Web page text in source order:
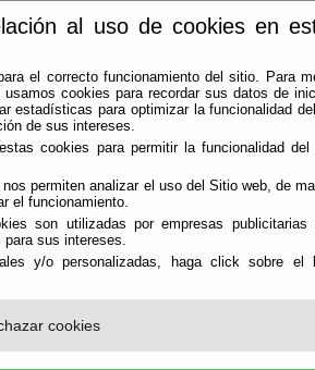
al uso de cookies en
el correcto funcionamiento del sitio. Para
cookies para recordar sus datos de
estadísticas para optimizar la funcionalidad
de sus intereses.
cookies para permitir la funcionalidad del
permiten analizar el uso del Sitio web, de
el funcionamiento.
son utilizadas por empresas publicitarias
para sus intereses.
y/o personalizadas, haga click sobre el
cookies
OFICINA VIRTUAL CONTACTAR